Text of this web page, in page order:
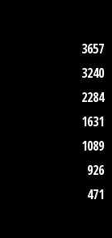
3657
3240
2284
1631
1089
926
471